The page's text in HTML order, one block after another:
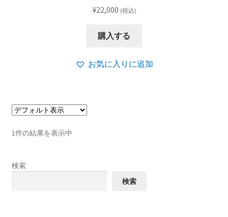
¥22,000 (税込)
購入する
お気に入りに追加
1件の結果を表示中
検索
検索